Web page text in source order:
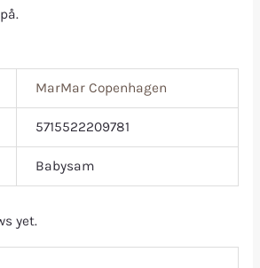
MarMar Copenhagen
5715522209781
Babysam
yet.